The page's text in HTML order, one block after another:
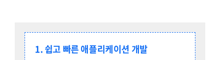
1. 쉽고 빠른 애플리케이션 개발